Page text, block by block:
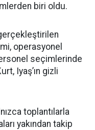
biri oldu.
operasyonel
seçimlerinde
Iyaş’ın gizli
toplantılarla
yakından takip